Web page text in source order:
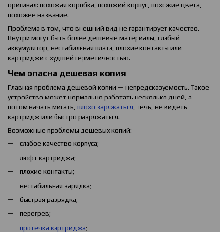
оригинал: похожая коробка, похожий корпус, похожие цвета,
похожее название.
Проблема в том, что внешний вид не гарантирует качество.
Внутри могут быть более дешевые материалы, слабый
аккумулятор, нестабильная плата, плохие контакты или
картриджи с худшей герметичностью.
Чем опасна дешевая копия
Главная проблема дешевой копии — непредсказуемость. Такое
устройство может нормально работать несколько дней, а
потом начать мигать, плохо заряжаться, течь, не видеть
картридж или быстро разряжаться.
Возможные проблемы дешевых копий:
слабое качество корпуса;
люфт картриджа;
плохие контакты;
нестабильная зарядка;
быстрая разрядка;
перегрев;
протечка картриджа;